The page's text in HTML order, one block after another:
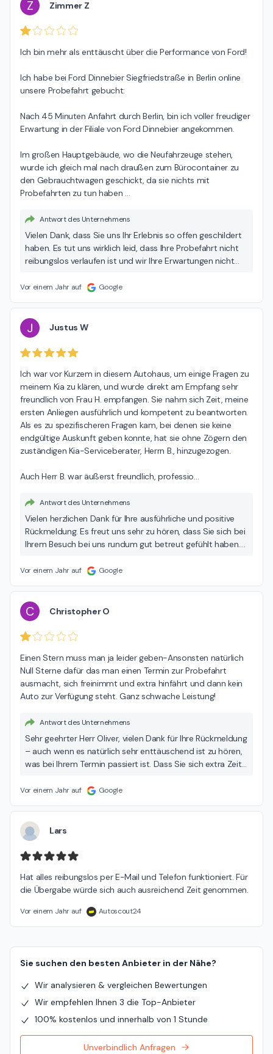
schaffen. Mit besten Grüßen Ihr Autohaus Dinnebier-
Team
Z Zimmer Z
Ich bin mehr als enttäuscht über die Performance von Ford!
Ich habe bei Ford Dinnebier Siegfriedstraße in Berlin online
unsere Probefahrt gebucht:
Nach 45 Minuten Anfahrt durch Berlin, bin ich voller freudiger
Erwartung in der Filiale von Ford Dinnebier angekommen.
Im großen Hauptgebäude, wo die Neufahrzeuge stehen,
wurde ich gleich mal nach draußen zum Bürocontainer zu
den Gebrauchtwagen geschickt, da sie nichts mit
Probefahrten zu tun haben
Antwort des Unternehmens
Vielen Dank, dass Sie uns Ihr Erlebnis so offen geschildert
haben. Es tut uns wirklich leid, dass Ihre Probefahrt nicht
reibungslos verlaufen ist und wir Ihre Erwartungen nicht
entschuldigen. Uns liegt viel daran, dass Sie mit unserem
freuen, wenn Sie sich noch einmal bei uns melden – am
besten direkt per E-Mail an
dmitrij.gross@dinnebiergruppe.de . Gemeinsam finden wir
sicher eine Lösung, mit der Sie zufrieden sind. Wir hoffen,
von unserem Service zu überzeugen. Beste Grüße Ihr
Autohaus Dinnebier-Team
Vor einem Jahr auf Google
J Justus W
Ich war vor Kurzem in diesem Autohaus, um einige Fragen zu
meinem Kia zu klären, und wurde direkt am Empfang sehr
freundlich von Frau H. empfangen. Sie nahm sich Zeit, meine
ersten Anliegen ausführlich und kompetent zu beantworten.
Als es zu spezifischeren Fragen kam, bei denen sie keine
endgültige Auskunft geben konnte, hat sie ohne Zögern den
zuständigen Kia-Serviceberater, Herrn B., hinzugezogen.
Auch Herr B. war äußerst freundlich, professio…
Antwort des Unternehmens
Vielen herzlichen Dank für Ihre ausführliche und positive
Rückmeldung. Es freut uns sehr zu hören, dass Sie sich bei
Ihrem Besuch bei uns rundum gut betreut gefühlt haben.
offener, kompetenter Austausch auf Augenhöhe sind uns
genau so angekommen ist. Dass sowohl der Empfang als
auch die Fachberatung Ihre Erwartungen erfüllt haben, ist
für uns ein großes Lob und eine wertvolle Bestätigung
unserer täglichen Arbeit. Ihre Weiterempfehlung wissen wir
auch künftig bei allen Anliegen rund um Ihr Fahrzeug
unterstützen zu dürfen. Mit besten Grüßen Ihr Autohaus
Dinnebier-Team
Vor einem Jahr auf Google
C Christopher O
Einen Stern muss man ja leider geben-Ansonsten natürlich
Null Sterne dafür das man einen Termin zur Probefahrt
ausmacht, sich freinimmt und extra hinfährt und dann kein
Auto zur Verfügung steht. Ganz schwache Leistung!
Antwort des Unternehmens
Sehr geehrter Herr Oliver, vielen Dank für Ihre Rückmeldung
– auch wenn es natürlich sehr enttäuschend ist zu hören,
was bei Ihrem Termin passiert ist. Dass Sie sich extra Zeit
Fahrzeug zur Verfügung stand, ist absolut ärgerlich – und
darf nicht vorkommen. Wir nehmen das sehr ernst und
möchten gern klären, wie es dazu kommen konnte. Wenn
Sie möchten, melden Sie sich bitte direkt bei uns unter
dmitrij.gross@dinnebiergruppe.de damit wir das im Detail
Rückmeldung wird uns helfen, solche Situationen in
Zukunft zu vermeiden – auch wenn wir uns natürlich
gewünscht hätten, dass es gar keinen Anlass dazu
Vor einem Jahr auf Google
Lars
Hat alles reibungslos per E-Mail und Telefon funktioniert. Für
die Übergabe würde sich auch ausreichend Zeit genommen.
Vor einem Jahr auf Autoscout24
Sie suchen den besten Anbieter in der Nähe?
Wir analysieren & vergleichen Bewertungen
Wir empfehlen Ihnen 3 die Top-Anbieter
100% kostenlos und innerhalb von 1 Stunde
Unverbindlich Anfragen